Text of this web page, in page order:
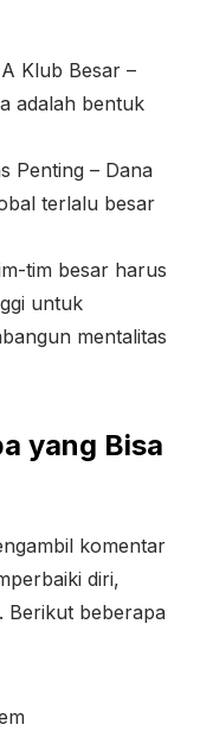
Klub Besar –
adalah bentuk
Penting – Dana
terlalu besar
tim besar harus
untuk
mentalitas
yang Bisa
komentar
diri,
Berikut beberapa